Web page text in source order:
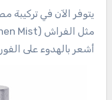
يتوفر الآن في
أشعر بالهدوء على